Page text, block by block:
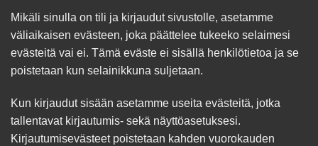
Mikäli sinulla on tili ja kirjaudut sivustolle, asetamme
väliaikaisen evästeen, joka päättelee tukeeko selaimesi
evästeitä vai ei. Tämä eväste ei sisällä henkilötietoa ja se
poistetaan kun selainikkuna suljetaan.
Kun kirjaudut sisään asetamme useita evästeitä, jotka
tallentavat kirjautumis- sekä näyttöasetuksesi.
Kirjautumisevästeet poistetaan kahden vuorokauden